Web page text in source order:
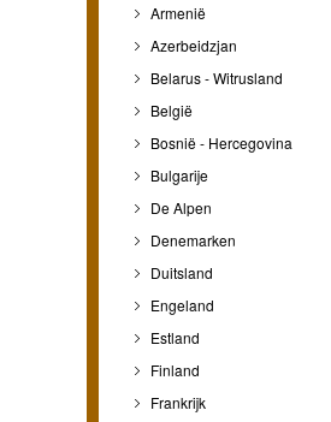
Armenië
Azerbeidzjan
Belarus - Witrusland
België
Bosnië - Hercegovina
Bulgarije
De Alpen
Denemarken
Duitsland
Engeland
Estland
Finland
Frankrijk